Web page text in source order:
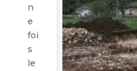
n
e
foi
s
le